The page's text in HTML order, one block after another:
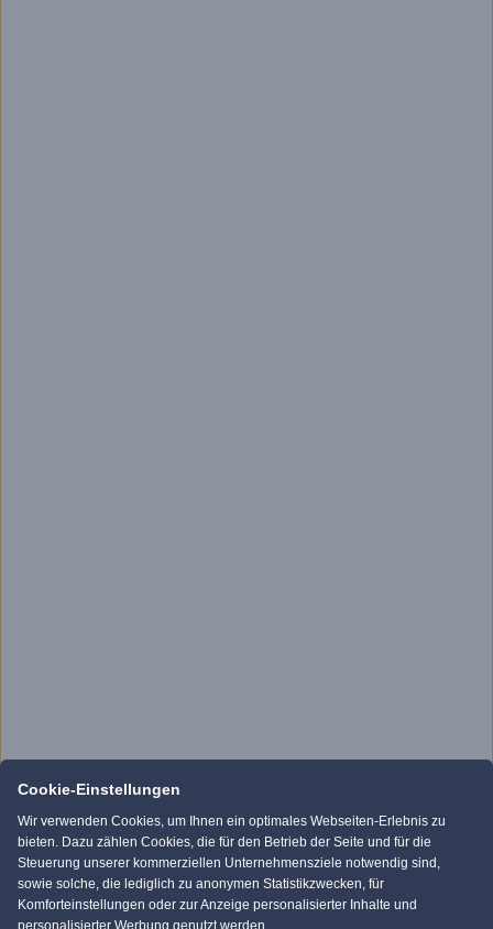
Cookie-Einstellungen
Wir verwenden Cookies, um Ihnen ein optimales Webseiten-Erlebnis zu
bieten. Dazu zählen Cookies, die für den Betrieb der Seite und für die
Steuerung unserer kommerziellen Unternehmensziele notwendig sind,
sowie solche, die lediglich zu anonymen Statistikzwecken, für
Komforteinstellungen oder zur Anzeige personalisierter Inhalte und
personalisierter Werbung genutzt werden.